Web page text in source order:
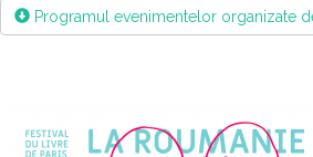
Programul evenimentelor organizate